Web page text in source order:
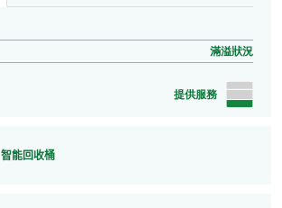
滿溢狀況
提供服務
智能回收桶